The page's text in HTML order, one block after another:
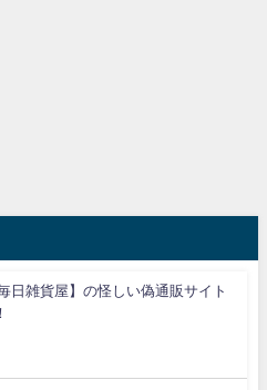
日雑貨屋】の怪しい偽通販サイト